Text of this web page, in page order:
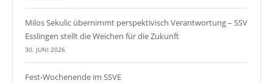
Milos Sekulic übernimmt perspektivisch Verantwortung – SSV
Esslingen stellt die Weichen für die Zukunft
30. JUNI 2026
Fest-Wochenende im SSVE